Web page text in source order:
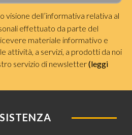
visione dell’informativa relativa al
effettuato da parte del
materiale informativo e
attività, a servizi, a prodotti da noi
servizio di newsletter(leggi